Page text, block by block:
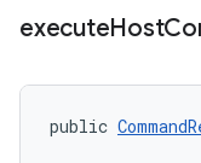
executeHost
public